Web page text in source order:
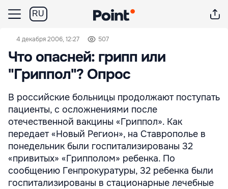
RU
4 декабря 2006, 12:27 507
Что опасней: грипп или
"Гриппол"? Опрос
В российские больницы продолжают поступать
пациенты, с осложнениями после
отечественной вакцины «Гриппол». Как
передает «Новый Регион», на Ставрополье в
понедельник были госпитализированы 32
«привитых» «Грипполом» ребенка. По
сообщению Генпрокуратуры, 32 ребенка были
госпитализированы в стационарные лечебные